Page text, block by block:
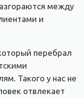
между
и
перебрал
Такого у нас не
отвлекает